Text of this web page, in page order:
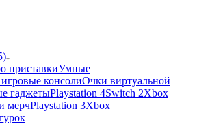
приставкиУмные
консолиОчки виртуальной
гаджетыPlaystation 4Switch 2Xbox
мерчPlaystation 3Xbox